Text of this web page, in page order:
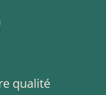
qualité